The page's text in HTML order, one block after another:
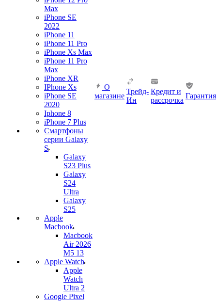
Max
iPhone SE
2022
iPhone 11
iPhone 11 Pro
iPhone Xs Max
iPhone 11 Pro
Max
iPhone XR
IPhone Xs
iPhone SE
2020
Iphone 8
iPhone 7 Plus
Смартфоны
серии Galaxy
S
Galaxy
S23 Plus
Galaxy
S24
Ultra
Galaxy
S25
Apple
Macbook
Macbook
Air 2026
M5 13
Apple Watch
Apple
Watch
Ultra 2
Google Pixel
О
магазине
Трейд-
Ин
Кредит и
рассрочка
Гарантия